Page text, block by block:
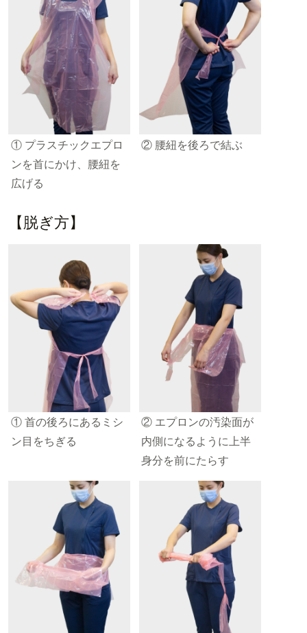
① プラスチックエプロ
ンを首にかけ、腰紐を
広げる
② 腰紐を後ろで結ぶ
【脱ぎ方】
① 首の後ろにあるミシ
ン目をちぎる
② エプロンの汚染面が
内側になるように上半
身分を前にたらす